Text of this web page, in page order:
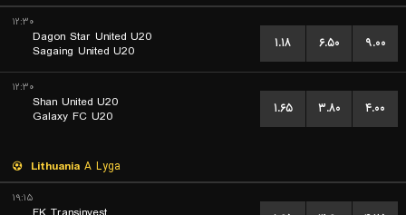
۱۲:۳۰
Dagon Star United U20
Sagaing United U20
۱.۱۸ ۶.۵۰ ۹.۰۰
۱۲:۳۰
Shan United U20
Galaxy FC U20
۱.۶۵ ۳.۸۰ ۴.۰۰
Lithuania A Lyga
۱۹:۱۵